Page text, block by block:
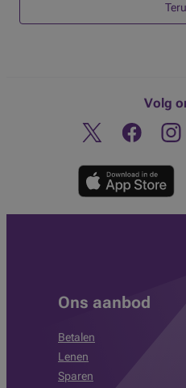
Volg
Twitter Facebook
Ons aanbod
Betalen
Lenen
Sparen